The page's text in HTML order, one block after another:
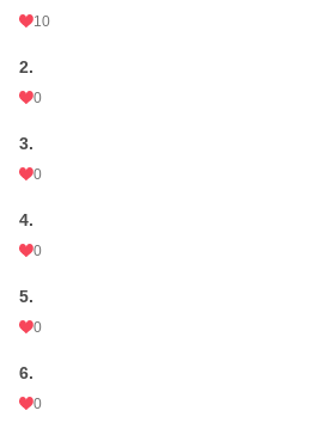
更新日時
初回完結日時
週間ポイント
月間ポイント
年間ポイント
10
2.
0
3.
0
4.
0
5.
0
6.
0